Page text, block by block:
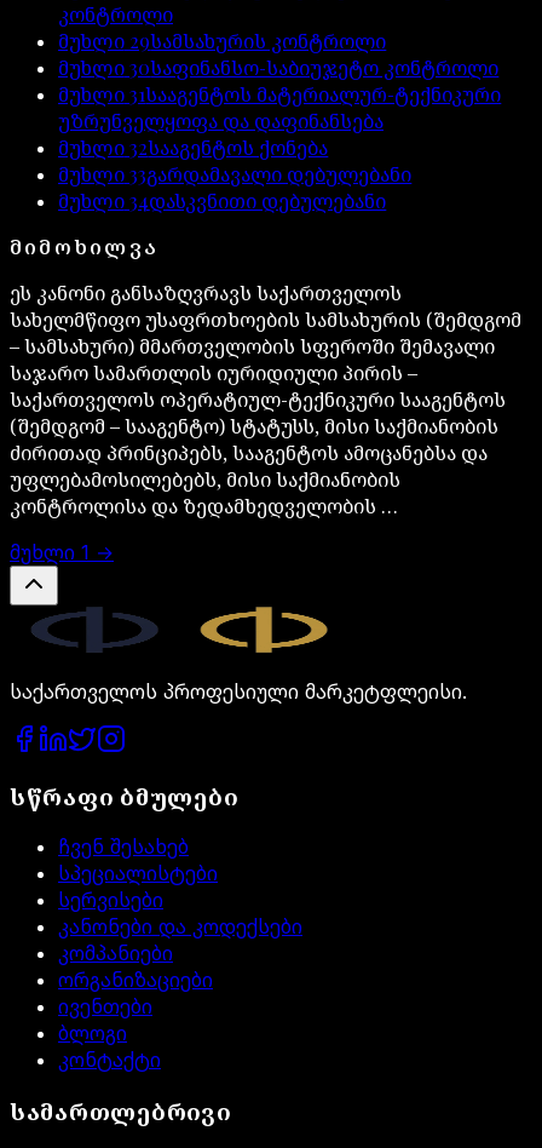
კონტროლი
მუხლი 29სამსახურის კონტროლი
მუხლი30საფინანსო-საბიუჯეტო კონტროლი
მუხლი31სააგენტოს მატერიალურ-ტექნიკური
უზრუნველყოფა და დაფინანსება
მუხლი32სააგენტოს ქონება
მუხლი33გარდამავალი დებულებანი
მუხლი34დასკვნითი დებულებანი
ᲛᲘᲛᲝᲮᲘᲚᲕᲐ
ეს კანონი განსაზღვრავს საქართველოს
სახელმწიფო უსაფრთხოების სამსახურის (შემდგომ
– სამსახური) მმართველობის სფეროში შემავალი
საჯარო სამართლის იურიდიული პირის –
საქართველოს ოპერატიულ-ტექნიკური სააგენტოს
(შემდგომ – სააგენტო) სტატუსს, მისი საქმიანობის
ძირითად პრინციპებს, სააგენტოს ამოცანებსა და
უფლებამოსილებებს, მისი საქმიანობის
კონტროლისა და ზედამხედველობის …
მუხლი 1 →
საქართველოს პროფესიული მარკეტფლეისი.
სწრაფი ბმულები
ჩვენ შესახებ
სპეციალისტები
სერვისები
კანონები და კოდექსები
კომპანიები
ორგანიზაციები
ივენთები
ბლოგი
კონტაქტი
სამართლებრივი